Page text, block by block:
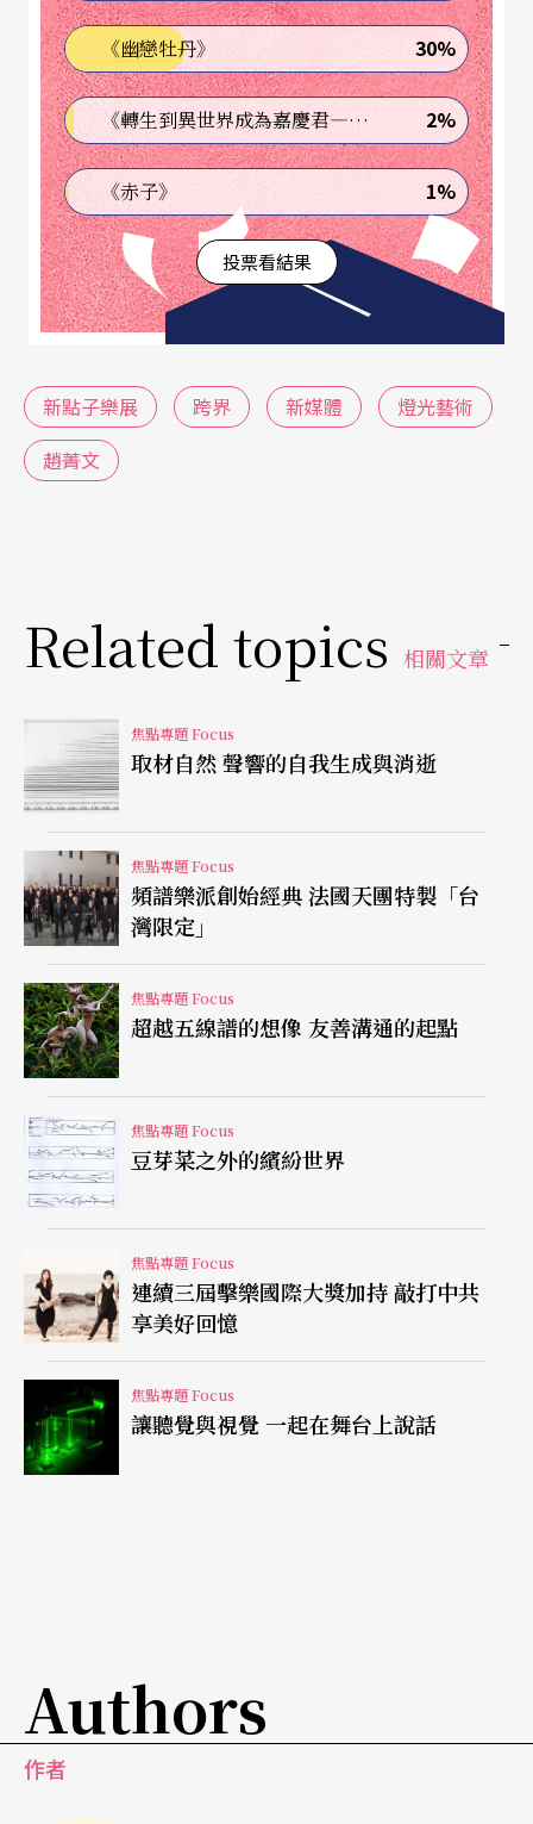
《幽戀牡丹》 30%
《轉生到異世界成為嘉慶君—發現我的祖先是詐騙集團!?》 2%
《赤子》 1%
投票看結果
新點子樂展 跨界 新媒體
燈光藝術
趙菁文
Related topics 相關文章
焦點專題 Focus
取材自然 聲響的自我生成與消逝
焦點專題 Focus
頻譜樂派創始經典 法國天團特製「台
灣限定」
焦點專題 Focus
超越五線譜的想像 友善溝通的起點
焦點專題 Focus
豆芽菜之外的繽紛世界
焦點專題 Focus
連續三屆擊樂國際大獎加持 敲打中共
享美好回憶
焦點專題 Focus
讓聽覺與視覺 一起在舞台上說話
Authors
作者